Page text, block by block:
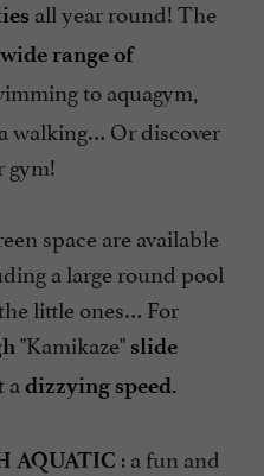
all year round!The
wide range of
to aquagym,
walking… Or discover
gym!
space are available
a large round pool
little ones… For
"Kamikaze" slide
a dizzying speed.
AQUATIC : a fun and